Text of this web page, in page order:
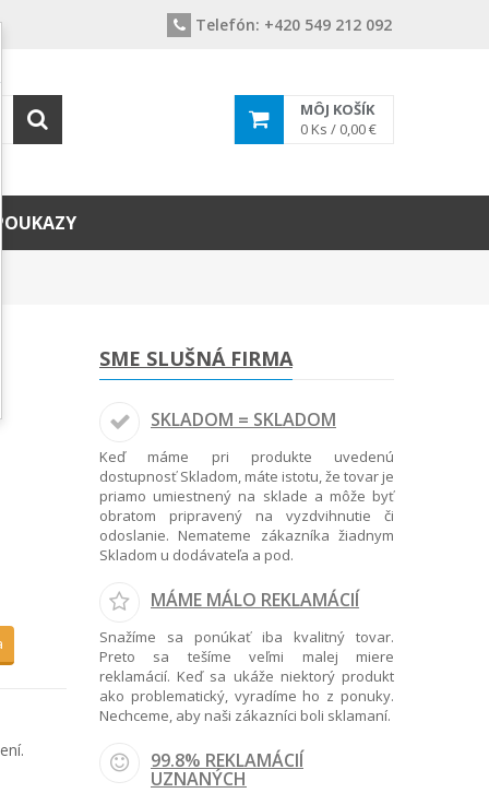
Telefón: +420 549 212 092
MÔJ KOŠÍK
0 Ks / 0,00 €
SME SLUŠNÁ FIRMA
SKLADOM = SKLADOM
Keď máme pri produkte uvedenú
dostupnosť Skladom, máte istotu, že tovar je
priamo umiestnený na sklade a môže byť
obratom pripravený na vyzdvihnutie či
odoslanie. Nemateme zákazníka žiadnym
Skladom u dodávateľa a pod.
MÁME MÁLO REKLAMÁCIÍ
Snažíme sa ponúkať iba kvalitný tovar.
Preto sa tešíme veľmi malej miere
reklamácií. Keď sa ukáže niektorý produkt
ako problematický, vyradíme ho z ponuky.
Nechceme, aby naši zákazníci boli sklamaní.
99.8% REKLAMÁCIÍ
UZNANÝCH